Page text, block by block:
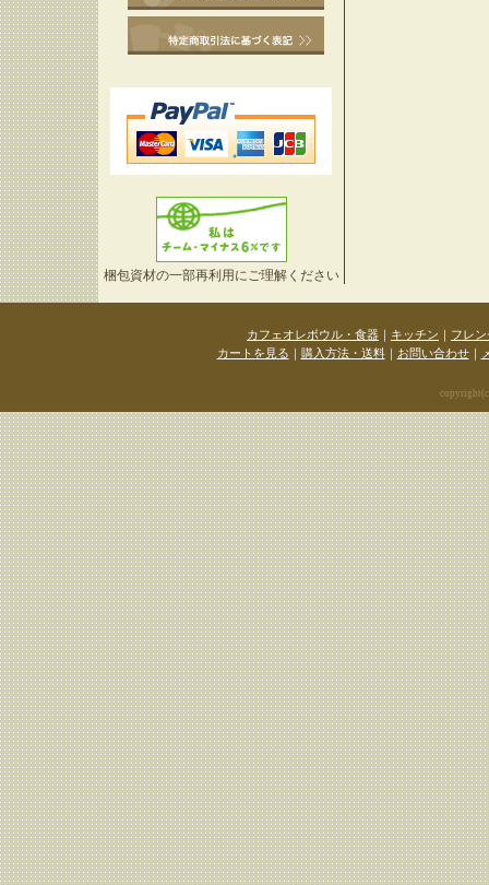
梱包資材の一部再利用にご理解ください
カフェオレボウル・食器 ｜ キッチン ｜ フレ
カートを見る ｜ 購入方法・送料｜ お問い合わせ｜